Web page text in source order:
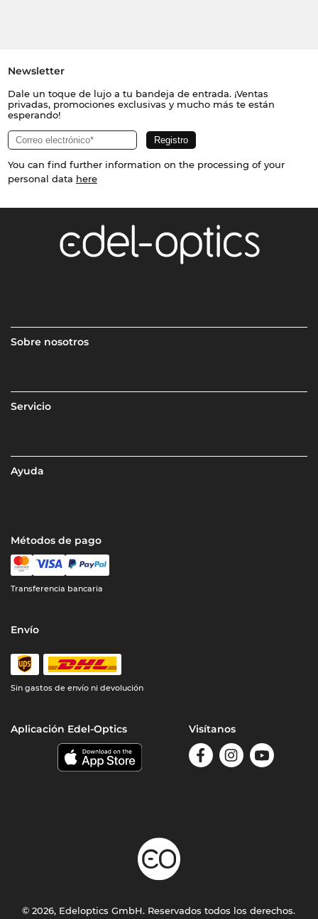
Newsletter
Dale un toque de lujo a tu bandeja de entrada. ¡Ventas
privadas, promociones exclusivas y mucho más te están
esperando!
You can find further information on the processing of your
personal data here
Sobre nosotros
Servicio
Ayuda
Métodos de pago
Transferencia bancaria
Envío
Sin gastos de envío ni devolución
Aplicación Edel-Optics Visítanos
© 2026, Edeloptics GmbH. Reservados todos los derechos.